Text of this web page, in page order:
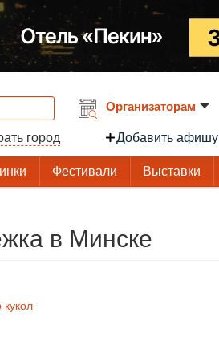
город
Организаторам
Добавить афишу
Фестивали Выставки
в Минске
кукол